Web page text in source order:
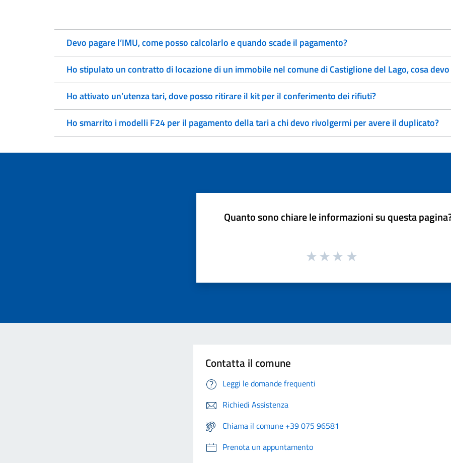
Devo pagare l’IMU, come posso calcolarlo e quando scade il pagamento?
Ho stipulato un contratto di locazione di un immobile nel
Ho attivato un’utenza tari, dove posso ritirare il kit per il conferimento dei rifiuti?
Ho smarrito i modelli F24 per il pagamento della tari a chi devo rivolgermi per avere il duplicato?
Quanto sono chiare le informazioni su questa
Contatta il comune
Leggi le domande frequenti
Richiedi Assistenza
Chiama il comune +39 075 96581
Prenota un appuntamento